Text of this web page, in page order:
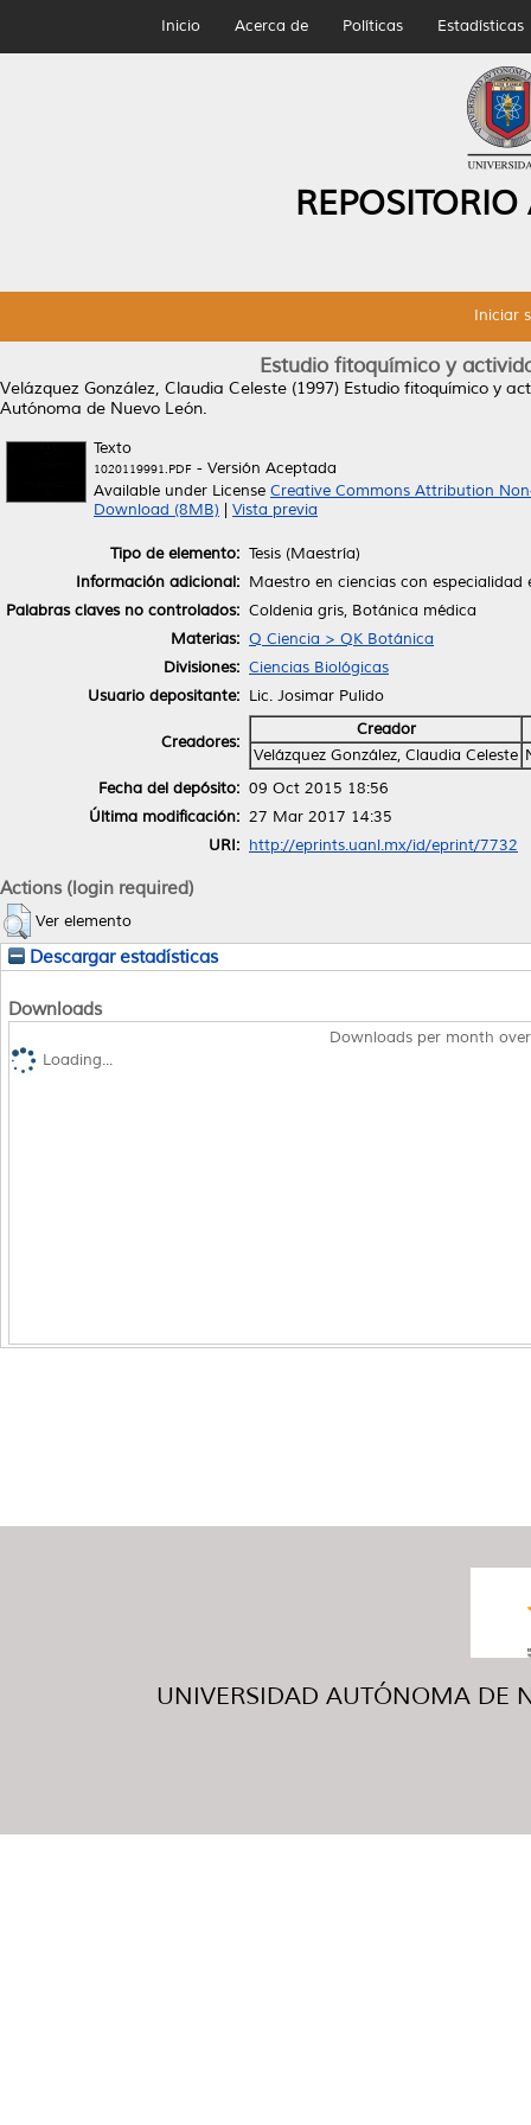
Inicio Acerca de Políticas Estadísticas
Iniciar
Estudio fitoquímico y
Velázquez González, Claudia Celeste (1997) Estudio fitoquímico y
Autónoma de Nuevo León.
Texto
1020119991.PDF - Versión Aceptada
Available under License Creative Commons Attribution
Download (8MB)
Vista previa
Tipo de elemento: Tesis (Maestría)
Información adicional: Maestro en ciencias con
Palabras claves no controlados: Coldenia gris, Botánica médica
Materias: Q Ciencia > QK Botánica
Divisiones: Ciencias Biológicas
Usuario depositante: Lic. Josimar Pulido
Creadores:
Creador
Velázquez González, Claudia Celeste
Fecha del depósito: 09 Oct 2015 18:56
Última modificación: 27 Mar 2017 14:35
URI: http://eprints.uanl.mx/id/eprint/7732
Actions (login required)
Ver elemento
Descargar estadísticas
Downloads
Downloads per month
Loading...
UNIVERSIDAD AUTÓNOMA DE